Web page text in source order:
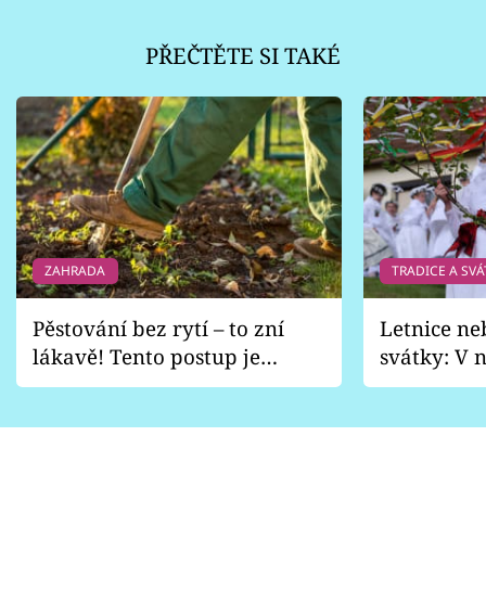
PŘEČTĚTE SI TAKÉ
ZAHRADA
Pěstování bez rytí – to zní
lákavě! Tento postup je
vhodný jen pro některé
TRADICE A
Letnice
svátky: V
pondělí